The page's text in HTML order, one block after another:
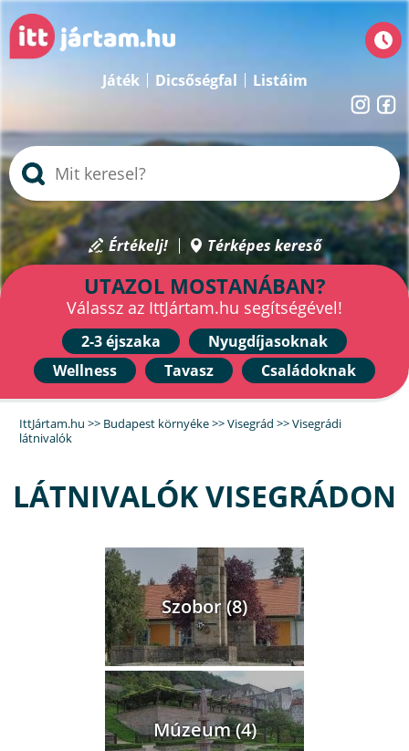
Játék Dicsőségfal Listáim
Értékelj! Térképes kereső
UTAZOL MOSTANÁBAN?
Válassz az IttJártam.hu segítségével!
2-3 éjszaka
Nyugdíjasoknak
Wellness
Tavasz Családoknak
IttJártam.hu >> Budapest környéke>>Visegrád >> Visegrádi
látnivalók
LÁTNIVALÓK VISEGRÁDON
Szobor (8)
Múzeum (4)